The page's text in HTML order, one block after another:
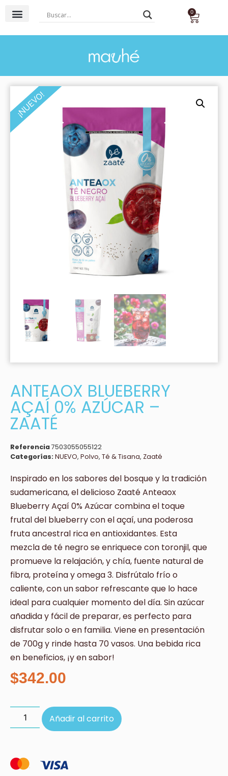
0
¡NUEVO!
ANTEAOX BLUEBERRY
AÇAÍ 0% AZÚCAR –
ZAATÉ
Referencia7503055055122
Categorías: NUEVO, Polvo, Té & Tisana, Zaaté
Inspirado en los sabores del bosque y la tradición
sudamericana, el delicioso Zaaté Anteaox
Blueberry Açaí 0% Azúcar combina el toque
frutal del blueberry con el açaí, una poderosa
fruta ancestral rica en antioxidantes. Esta
mezcla de té negro se enriquece con toronjil, que
promueve la relajación, y chía, fuente natural de
fibra, proteína y omega 3. Disfrútalo frío o
caliente, con un sabor refrescante que lo hace
ideal para cualquier momento del día. Sin azúcar
añadida y fácil de preparar, es perfecto para
disfrutar solo o en familia. Viene en presentación
de 700g y rinde hasta 70 vasos. Una bebida rica
en beneficios, ¡y en sabor!
$342.00
Añadir al carrito